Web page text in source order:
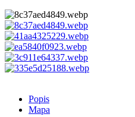
Popis
Mapa